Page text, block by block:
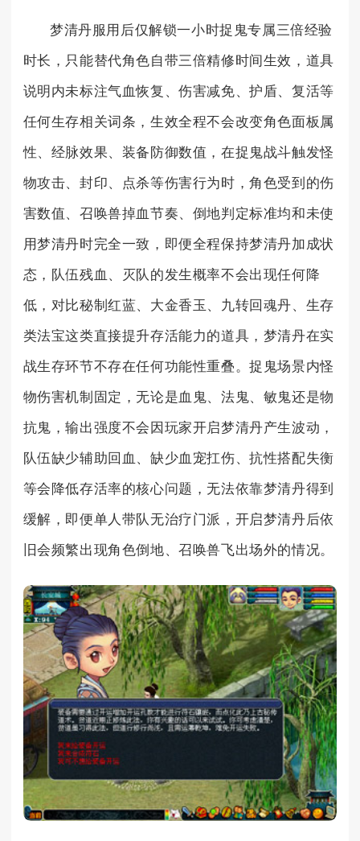
梦清丹服用后仅解锁一小时捉鬼专属三倍经验
时长，只能替代角色自带三倍精修时间生效，道具
说明内未标注气血恢复、伤害减免、护盾、复活等
任何生存相关词条，生效全程不会改变角色面板属
性、经脉效果、装备防御数值，在捉鬼战斗触发怪
物攻击、封印、点杀等伤害行为时，角色受到的伤
害数值、召唤兽掉血节奏、倒地判定标准均和未使
用梦清丹时完全一致，即便全程保持梦清丹加成状
态，队伍残血、灭队的发生概率不会出现任何降
低，对比秘制红蓝、大金香玉、九转回魂丹、生存
类法宝这类直接提升存活能力的道具，梦清丹在实
战生存环节不存在任何功能性重叠。捉鬼场景内怪
物伤害机制固定，无论是血鬼、法鬼、敏鬼还是物
抗鬼，输出强度不会因玩家开启梦清丹产生波动，
队伍缺少辅助回血、缺少血宠扛伤、抗性搭配失衡
等会降低存活率的核心问题，无法依靠梦清丹得到
缓解，即便单人带队无治疗门派，开启梦清丹后依
旧会频繁出现角色倒地、召唤兽飞出场外的情况。